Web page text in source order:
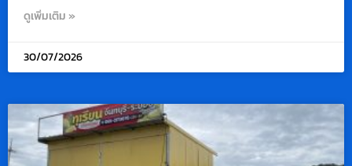
ดูเพิ่มเติม »
30/07/2026